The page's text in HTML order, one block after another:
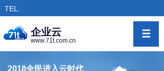
TEL:
企业云
www.71t.com.cn
2018全民进入云时代